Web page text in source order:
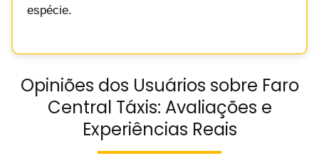
espécie.
Opiniões dos Usuários sobre Faro
Central Táxis: Avaliações e
Experiências Reais